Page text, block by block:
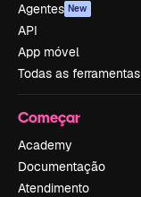
Agentes New
API
App móvel
Todas as ferramentas
Começar
Academy
Documentação
Atendimento